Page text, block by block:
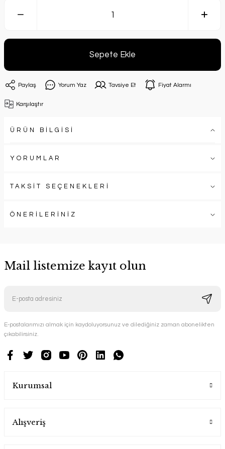
Sepete Ekle
Paylaş Yorum Yaz Tavsiye Et Fiyat Alarmı
Karşılaştır
ÜRÜN BİLGİSİ
YORUMLAR
TAKSİT SEÇENEKLERİ
ÖNERİLERİNİZ
Mail listemize kayıt olun
E-postalarımızı almak için kaydoluyorsunuz ve dilediğiniz zaman abonelikten
çıkabilirsiniz.
Kurumsal
Alışveriş